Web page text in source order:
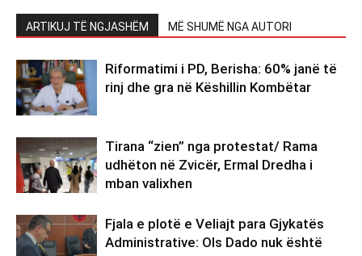
ARTIKUJ TË NGJASHËM MË SHUMË NGA AUTORI
Riformatimi i PD, Berisha: 60% janë të
rinj dhe gra në Këshillin Kombëtar
Tirana “zien” nga protestat/ Rama
udhëton në Zvicër, Ermal Dredha i
mban valixhen
Fjala e plotë e Veliajt para Gjykatës
Administrative: Ols Dado nuk është